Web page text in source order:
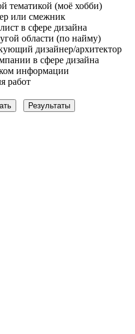
тематикой (моё хобби)
или смежник
в сфере дизайна
области (по найму)
дизайнер/архитектор
в сфере дизайна
информации
работ